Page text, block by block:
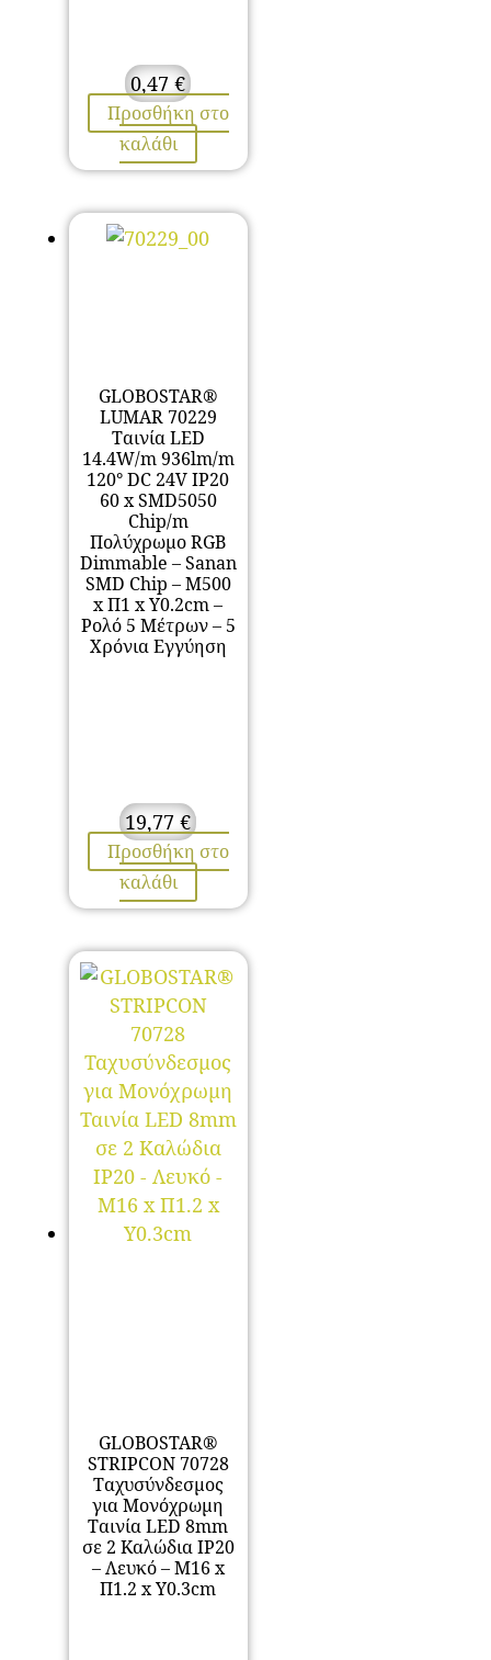
0,47€
Προσθήκη στο
καλάθι
GLOBOSTAR®
LUMAR 70229
Ταινία LED
14.4W/m 936lm/m
120° DC 24V IP20
60 x SMD5050
Chip/m
Πολύχρωμο RGB
Dimmable – Sanan
SMD Chip – Μ500
x Π1 x Υ0.2cm –
Ρολό 5 Μέτρων – 5
Χρόνια Εγγύηση
19,77€
Προσθήκη στο
καλάθι
GLOBOSTAR®
STRIPCON 70728
Ταχυσύνδεσμος
για Μονόχρωμη
Ταινία LED 8mm
σε 2 Καλώδια IP20
– Λευκό – Μ16 x
Π1.2 x Υ0.3cm